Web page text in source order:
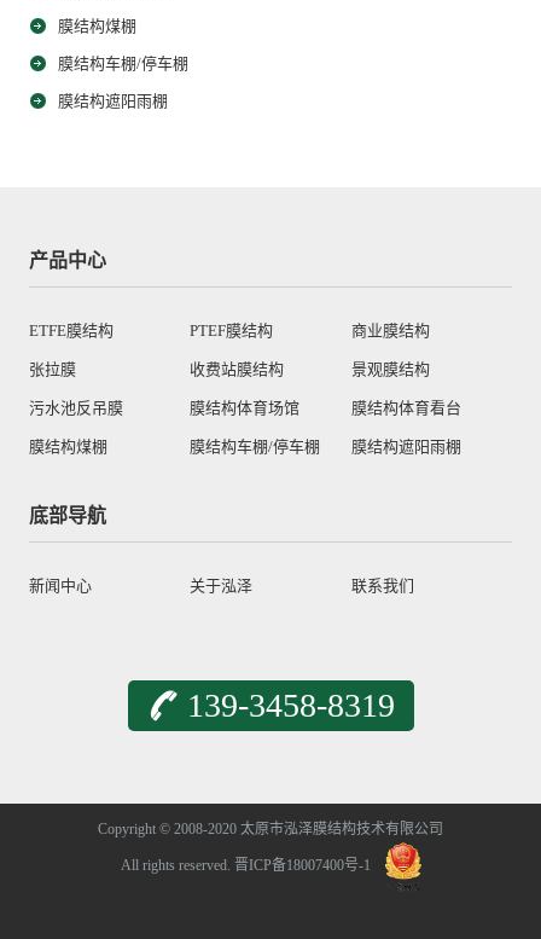
膜结构煤棚
膜结构车棚/停车棚
膜结构遮阳雨棚
产品中心
ETFE膜结构 PTEF膜结构 商业膜结构
张拉膜 收费站膜结构 景观膜结构
污水池反吊膜 膜结构体育场馆 膜结构体育看台
膜结构煤棚 膜结构车棚/停车棚 膜结构遮阳雨棚
底部导航
新闻中心 关于泓泽 联系我们
139-3458-8319
Copyright © 2008-2020 太原市泓泽膜结构技术有限公司
All rights reserved. 晋ICP备18007400号-1